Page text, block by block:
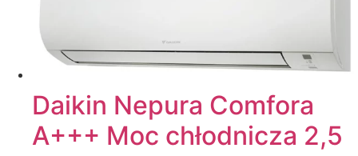
Daikin Nepura Comfora
A+++ Moc chłodnicza 2,5